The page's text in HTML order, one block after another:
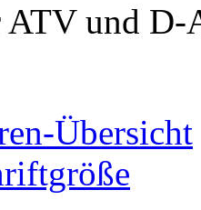
ATV und D-
Übersicht